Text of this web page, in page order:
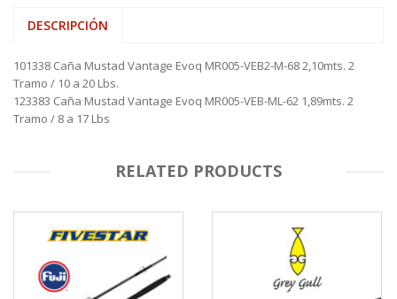
DESCRIPCIÓN
101338 Caña Mustad Vantage Evoq MR005-VEB2-M-68 2,10mts. 2
Tramo / 10 a 20 Lbs.
123383 Caña Mustad Vantage Evoq MR005-VEB-ML-62 1,89mts. 2
Tramo / 8 a 17 Lbs
RELATED PRODUCTS